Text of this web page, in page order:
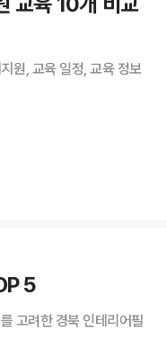
원, 교육 일정, 교육 정보
5
고려한 경북 인테리어필